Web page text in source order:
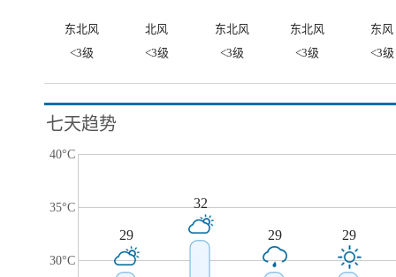
东北风 北风 东北风 东北风
东风
<3级
<3级 <3级 <3级 <3级
七天趋势
40°C
35°C
30°C
29
32
29 29